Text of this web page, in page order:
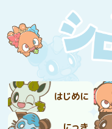
はじめに